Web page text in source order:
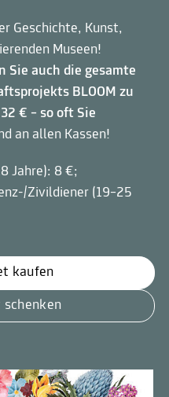
Geschichte, Kunst,
Museen!
Sie auch die gesamte
BLOOM zu
€ – so oft Sie
an allen Kassen!
Jahre): 8 €;
Zivildiener (19–25
kaufen